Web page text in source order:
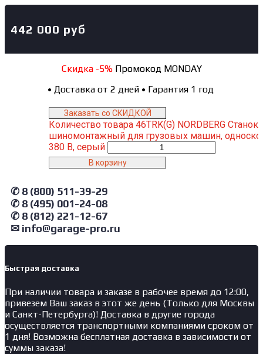
442 000 руб
Скидка -5%Промокод MONDAY
• Доставка от 2 дней • Гарантия 1 год
Заказать со СКИДКОЙ
Количество товара 46TRK(G) NORDBERG Станок
шиномонтажный для грузовых машин,
380 В, серый
В корзину
✆ 8 (800) 511-39-29
✆ 8 (495) 001-24-08
✆ 8 (812) 221-12-67
✉ info@garage-pro.ru
Быстрая доставка
При наличии товара и заказе в рабочее время до 12:00,
привезем Ваш заказ в этот же день (Только для Москвы
и Санкт-Петербурга)! Доставка в другие города
осуществляется транспортными компаниями сроком от
1 дня! Возможна бесплатная доставка в зависимости от
суммы заказа!